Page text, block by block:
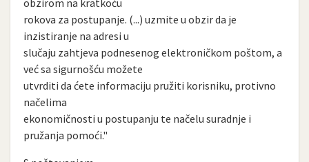
rokova za postupanje. (...) uzmite u obzir da je
inzistiranje na adresi u
slučaju zahtjeva podnesenog elektroničkom poštom, a
već sa sigurnošću možete
utvrditi da ćete informaciju pružiti korisniku, protivno
načelima
ekonomičnosti u postupanju te načelu suradnje i
pružanja pomoći."